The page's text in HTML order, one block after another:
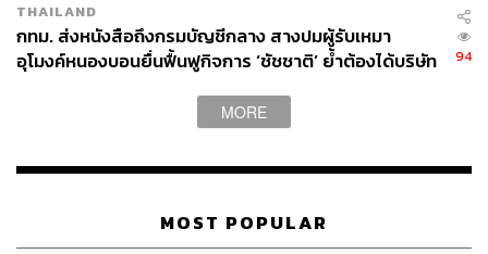
THAILAND
กทม. ส่งหนังสือถึงกรมบัญชีกลาง สางปมผู้รับเหมา
อุโมงค์หนองบอนยื่นฟื้นฟูกิจการ ‘ชัชชาติ’ ย้ำต้องได้บริษัท
94
MORE
MOST POPULAR